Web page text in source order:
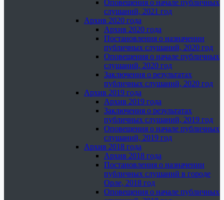
Оповещения о начале публичных
слушаний, 2021 год
Архив 2020 года
Архив 2020 года
Постановления о назначении
публичных слушаний, 2020 год
Оповещения о начале публичных
слушаний, 2020 год
Заключения о результатах
публичных слушаний, 2020 год
Архив 2019 года
Архив 2019 года
Заключения о результатах
публичных слушаний, 2019 год
Оповещения о начале публичных
слушаний, 2019 год
Архив 2018 года
Архив 2018 года
Постановления о назначении
публичных слушаний в городе
Орле, 2018 год
Оповещения о начале публичных